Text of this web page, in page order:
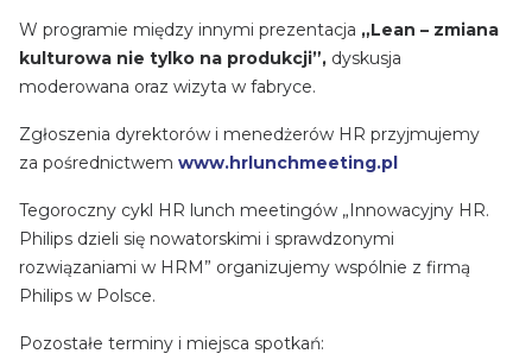
W programie między innymi prezentacja „Lean – zmiana
kulturowa nie tylko na produkcji”, dyskusja
moderowana oraz wizyta w fabryce.
Zgłoszenia dyrektorów i menedżerów HR przyjmujemy
za pośrednictwem www.hrlunchmeeting.pl
Tegoroczny cykl HR lunch meetingów „Innowacyjny HR.
Philips dzieli się nowatorskimi i sprawdzonymi
rozwiązaniami w HRM” organizujemy wspólnie z firmą
Philips w Polsce.
Pozostałe terminy i miejsca spotkań: